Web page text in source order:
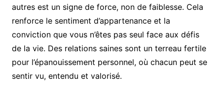
autres est un signe de force, non de faiblesse. Cela
renforce le sentiment d’appartenance et la
conviction que vous n’êtes pas seul face aux défis
de la vie. Des relations saines sont un terreau fertile
pour l’épanouissement personnel, où chacun peut se
sentir vu, entendu et valorisé.